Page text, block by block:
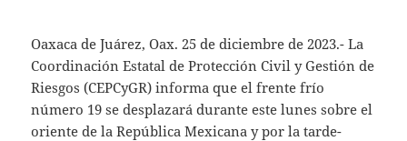
Oaxaca de Juárez, Oax. 25 de diciembre de 2023.- La
Coordinación Estatal de Protección Civil y Gestión de
Riesgos (CEPCyGR) informa que el frente frío
número 19 se desplazará durante este lunes sobre el
oriente de la República Mexicana y por la tarde-